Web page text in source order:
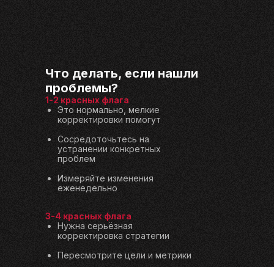
Что делать, если нашли
проблемы?
1-2 красных флага
Это нормально, мелкие
корректировки помогут
Сосредоточьтесь на
устранении конкретных
проблем
Измеряйте изменения
еженедельно
3-4 красных флага
Нужна серьёзная
корректировка стратегии
Пересмотрите цели и метрики